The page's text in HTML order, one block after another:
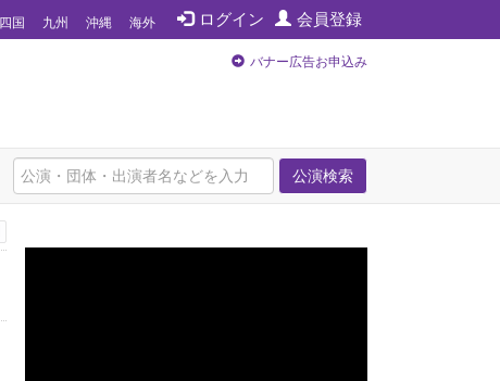
ログイン 会員登録
四国 九州 沖縄 海外
バナー広告お申込み
公演検索